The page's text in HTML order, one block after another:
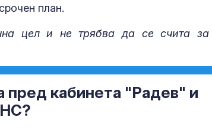
план.
цел и не трябва да се счита за
пред кабинета "Радев" и